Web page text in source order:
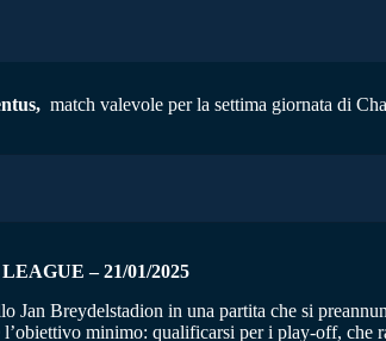
match valevole per la settima giornata di
– 21/01/2025
Jan Breydelstadion in una partita che si
minimo: qualificarsi per i play-off,